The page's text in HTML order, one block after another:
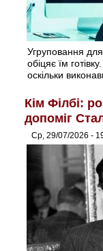
Угруповання для
обіцяє їм
оскільки
Кім Філбі:
допоміг
Ср, 29/07/2026 -